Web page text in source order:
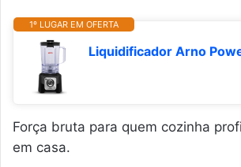
1º LUGAR EM OFERTA
Força bruta para quem cozinha
em casa.